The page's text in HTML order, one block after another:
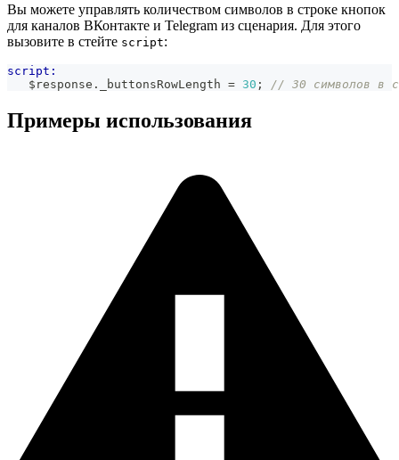
Вы можете управлять количеством символов в строке кнопок
для каналов ВКонтакте и Telegram из сценария. Для этого
вызовите в стейте script:
script:
   $response
. _buttonsRowLength = 30 ; // 30 символов в
Примеры использования